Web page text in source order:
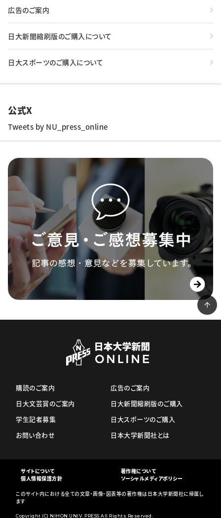
広告のご案内
日大新聞縮刷版のご購入について
日大スポーツのご購入について
公式X
Tweets by NU_press_online
購読のご案内
日大文芸賞のご案内
学生記者募集
お問い合わせ
広告のご案内
日大新聞縮刷版のご購入
日大スポーツのご購入
日本大学新聞社とは
サイトについて
著作権について
個人情報保護方針
ソーシャルメディアポリシー
このサイト内における全ての文章・画像・図表等の著作権は日本大学新聞社に帰属し
ます
Copyright (C) NIHON UNIV. PRESS All Rights Reserved.